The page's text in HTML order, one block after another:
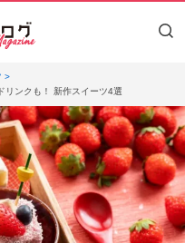
リンクも！ 新作スイーツ4選